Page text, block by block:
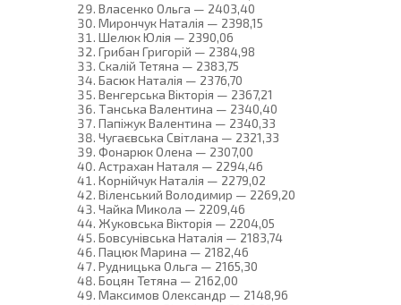
Власенко Ольга — 2403,40
Мирончук Наталія — 2398,15
Шелюк Юлія — 2390,06
Грибан Григорій — 2384,98
Скалій Тетяна — 2383,75
Басюк Наталія — 2376,70
Венгерська Вікторія — 2367,21
Танська Валентина — 2340,40
Папіжук Валентина — 2340,33
Чугаєвська Світлана — 2321,33
Фонарюк Олена — 2307,00
Астрахан Наталя — 2294,46
Корнійчук Наталія — 2279,02
Віленський Володимир — 2269,20
Чайка Микола — 2209,46
Жуковська Вікторія — 2204,05
Бовсунівська Наталія — 2183,74
Пацюк Марина — 2182,46
Рудницька Ольга — 2165,30
Боцян Тетяна — 2162,00
Максимов Олександр — 2148,96